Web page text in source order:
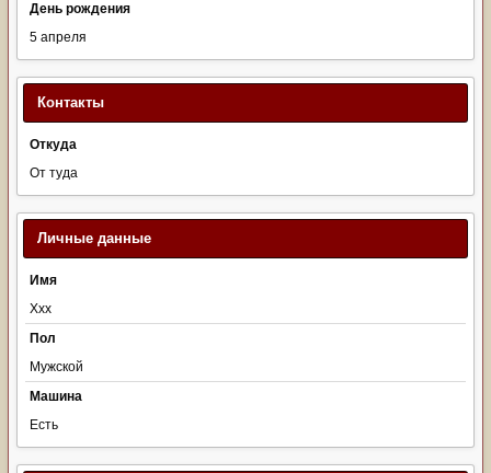
День рождения
5 апреля
Контакты
Откуда
От туда
Личные данные
Имя
Ххх
Пол
Мужской
Машина
Есть